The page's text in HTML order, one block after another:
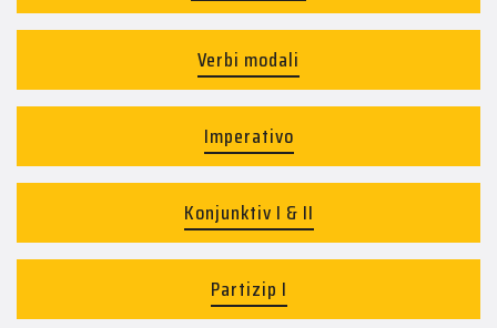
Verbi modali
Imperativo
Konjunktiv I & II
Partizip I